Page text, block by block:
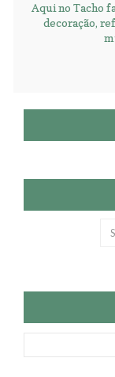
Aqui no Tacho
decoração,